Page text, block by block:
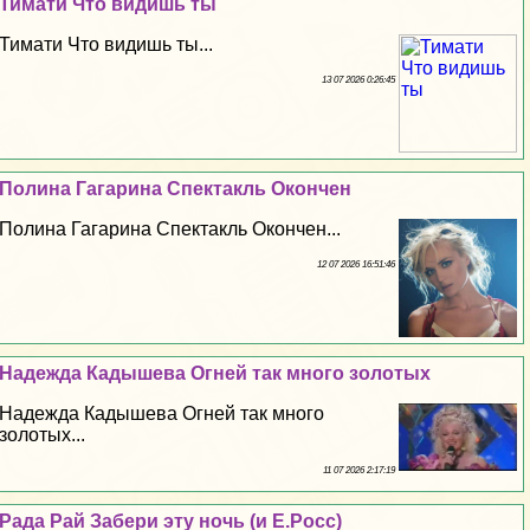
Тимати Что видишь ты
Тимати Что видишь ты...
13 07 2026 0:26:45
Полина Гагарина Спектакль Окончен
Полина Гагарина Спектакль Окончен...
12 07 2026 16:51:46
Надежда Кадышева Огней так много золотых
Надежда Кадышева Огней так много
золотых...
11 07 2026 2:17:19
Рада Рай Забери эту ночь (и Е.Росс)